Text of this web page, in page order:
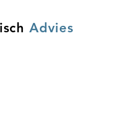
Advies